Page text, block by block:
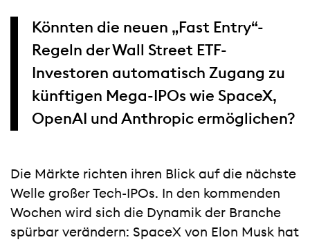
Könnten die neuen „Fast Entry“-
Regeln der Wall Street ETF-
Investoren automatisch Zugang zu
künftigen Mega-IPOs wie SpaceX,
OpenAI und Anthropic ermöglichen?
Die Märkte richten ihren Blick auf die nächste
Welle großer Tech-IPOs. In den kommenden
Wochen wird sich die Dynamik der Branche
spürbar verändern: SpaceX von Elon Musk hat